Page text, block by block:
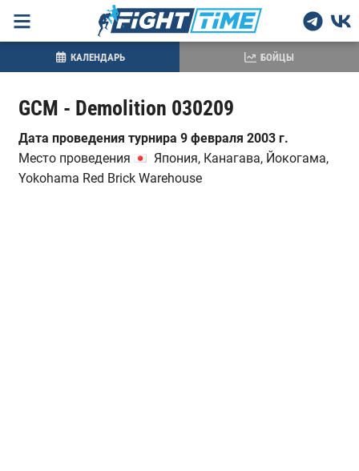
GCM - Demolition 030209
Дата проведения турнира 9 февраля 2003 г.
Место проведения
Япония, Канагава, Йокогама,
Yokohama Red Brick Warehouse
КАЛЕНДАРЬ БОЙЦЫ